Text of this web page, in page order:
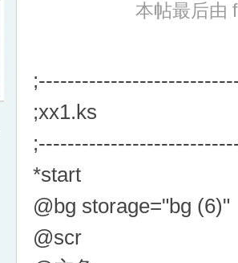
本帖最后由
;xx1.ks
*start
@bg storage="bg (6)"
@scr